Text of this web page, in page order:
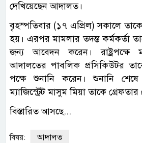
দেখিয়েছেন আদালত।
বৃহস্পতিবার (১৭ এপ্রিল) সকালে
হয়। এরপর মামলার তদন্ত কর্মকর্তা
জন্য আবেদন করেন।
আদালতের পাবলিক প্রসিকিউটর
পক্ষে শুনানি করেন। শুনানি শেষে
ম্যাজিস্ট্রেট মাসুম মিয়া তাকে গ্রেফতার
বিস্তারিত আসছে...
বিষয়: আদালত